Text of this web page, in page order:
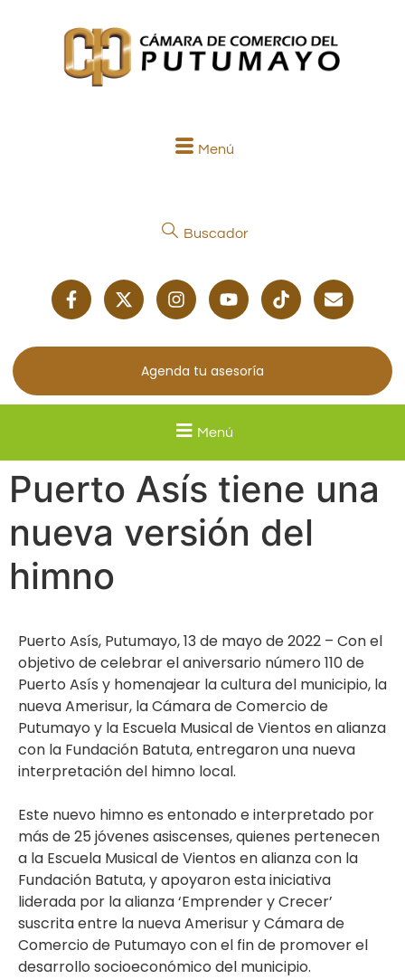
Menú
Buscador
Agenda tu asesoría
Menú
Puerto Asís tiene una
nueva versión del
himno
Puerto Asís, Putumayo, 13 de mayo de 2022 – Con el
objetivo de celebrar el aniversario número 110 de
Puerto Asís y homenajear la cultura del municipio, la
nueva Amerisur, la Cámara de Comercio de
Putumayo y la Escuela Musical de Vientos en alianza
con la Fundación Batuta, entregaron una nueva
interpretación del himno local.
Este nuevo himno es entonado e interpretado por
más de 25 jóvenes asiscenses, quienes pertenecen
a la Escuela Musical de Vientos en alianza con la
Fundación Batuta, y apoyaron esta iniciativa
liderada por la alianza ‘Emprender y Crecer’
suscrita entre la nueva Amerisur y Cámara de
Comercio de Putumayo con el fin de promover el
desarrollo socioeconómico del municipio.